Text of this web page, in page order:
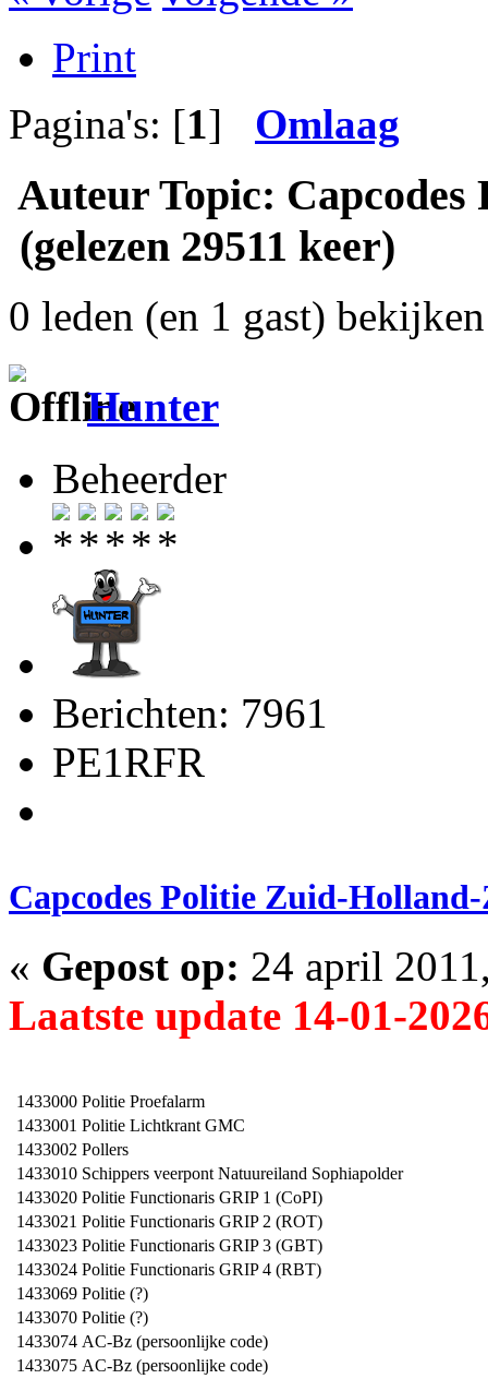
Print
Pagina's: [1] Omlaag
Auteur Topic:
(gelezen 29511 keer)
0 leden (en 1 gast)
Hunter
Beheerder
Berichten: 7961
PE1RFR
Capcodes Politie Zuid-
« Gepost op: 24 april
Laatste update 14-01-
1433000 Politie Proefalarm
1433001 Politie Lichtkrant GMC
1433002 Pollers
1433010 Schippers veerpont Natuureiland Sophiapolder
1433020 Politie Functionaris GRIP 1 (CoPI)
1433021 Politie Functionaris GRIP 2 (ROT)
1433023 Politie Functionaris GRIP 3 (GBT)
1433024 Politie Functionaris GRIP 4 (RBT)
1433069 Politie (?)
1433070 Politie (?)
1433074 AC-Bz (persoonlijke code)
1433075 AC-Bz (persoonlijke code)